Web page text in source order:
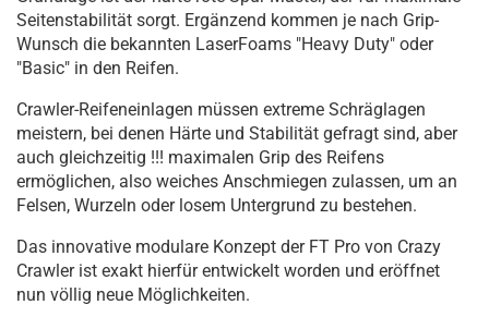
Seitenstabilität sorgt. Ergänzend kommen je nach Grip-
Wunsch die bekannten LaserFoams "Heavy Duty" oder
"Basic" in den Reifen.
Crawler-Reifeneinlagen müssen extreme Schräglagen
meistern, bei denen Härte und Stabilität gefragt sind, aber
auch gleichzeitig !!! maximalen Grip des Reifens
ermöglichen, also weiches Anschmiegen zulassen, um an
Felsen, Wurzeln oder losem Untergrund zu bestehen.
Das innovative modulare Konzept der FT Pro von Crazy
Crawler ist exakt hierfür entwickelt worden und eröffnet
nun völlig neue Möglichkeiten.